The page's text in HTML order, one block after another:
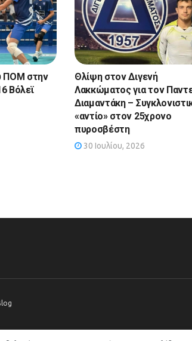
ΠΟΜ στην
Βόλεϊ
Θλίψη στον Διγενή
Λακκώματος για τον
Διαμαντάκη –
«αντίο» στον 25χρονο
πυροσβέστη
30 Ιουλίου, 2026